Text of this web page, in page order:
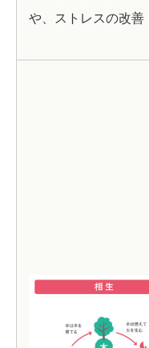
や、ストレスの改善